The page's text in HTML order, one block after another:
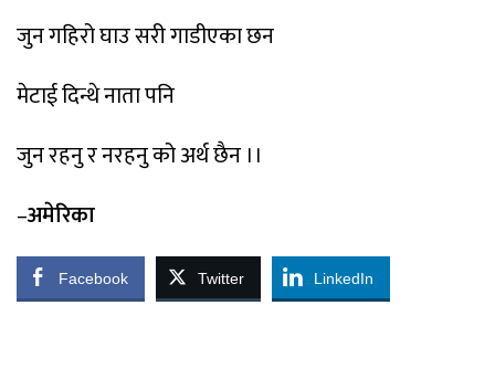
जुन गहिरो घाउ सरी गाडीएका छन
मेटाई दिन्थे नाता पनि
जुन रहनु र नरहनु को अर्थ छैन ।।
–अमेरिका
Facebook Twitter LinkedIn